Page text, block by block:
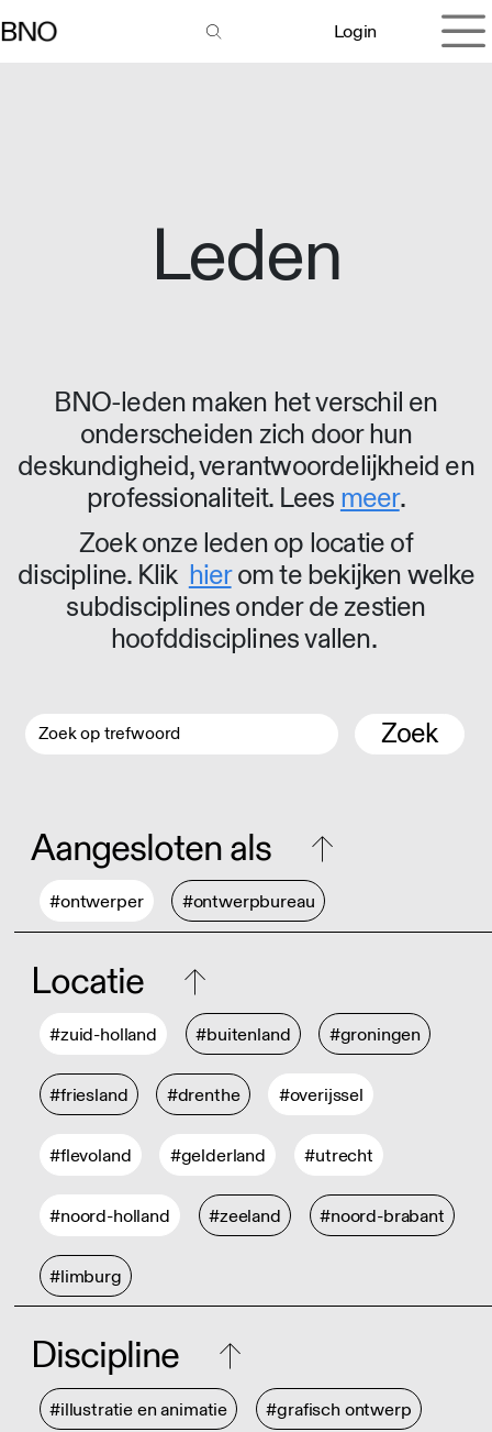
Login
Leden
BNO-leden maken het verschil en
onderscheiden zich door hun
deskundigheid, verantwoordelijkheid en
professionaliteit. Lees meer.
Zoek onze leden op locatie of
discipline. Klik hierom te bekijken welke
subdisciplines onder de zestien
hoofddisciplines vallen.
Zoek
Aangesloten als
#ontwerper #ontwerpbureau
Locatie
#zuid-holland #buitenland #groningen
#friesland #drenthe #overijssel
#flevoland #gelderland #utrecht
#noord-holland #zeeland #noord-brabant
#limburg
Discipline
#illustratie en animatie #grafisch ontwerp